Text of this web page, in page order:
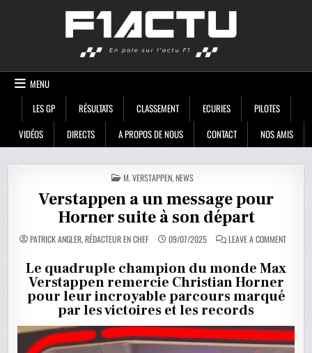
MENU
LES GP
RÉSULTATS CLASSEMENT ECURIES
PILOTES
VIDÉOS
DIRECTS A PROPOS DE NOUS CONTACT NOS AMIS
POSTED
IN
M. VERSTAPPEN,NEWS
Verstappen a un message pour
Horner suite à son départ
PATRICK ANGLER, RÉDACTEUR EN CHEF 09/07/2025 LEAVE A COMMENTON
UN
Le quadruple champion du monde Max
Verstappen remercie Christian Horner
pour leur incroyable parcours marqué
par les victoires et les records